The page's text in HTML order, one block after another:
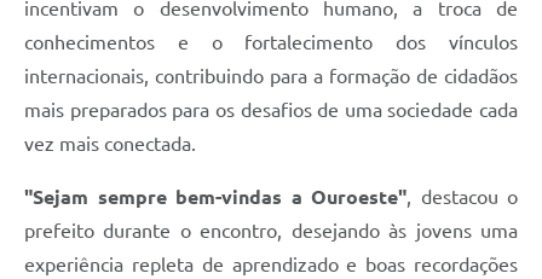
incentivam o desenvolvimento humano, a troca de
conhecimentos e o fortalecimento dos vínculos
internacionais, contribuindo para a formação de cidadãos
mais preparados para os desafios de uma sociedade cada
vez mais conectada.
"Sejam sempre bem-vindas a Ouroeste" , destacou o
prefeito durante o encontro, desejando às jovens uma
experiência repleta de aprendizado e boas recordações